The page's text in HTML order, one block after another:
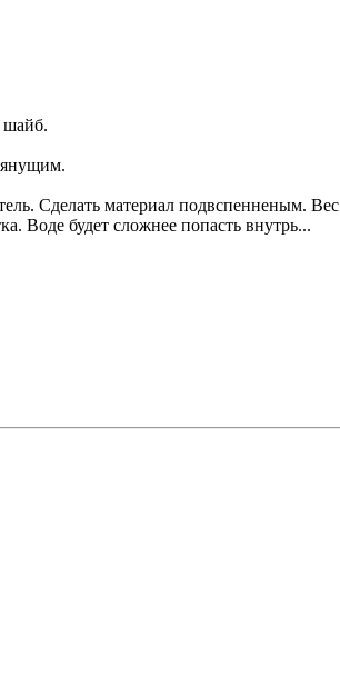
шайб.
Сделать материал подвспенненым.
Воде будет сложнее попасть внутрь...